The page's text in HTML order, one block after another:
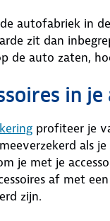
autofabriek in
zit dan
de auto zaten,
in je
profiteer je
als je
je met je
af met
zijn.